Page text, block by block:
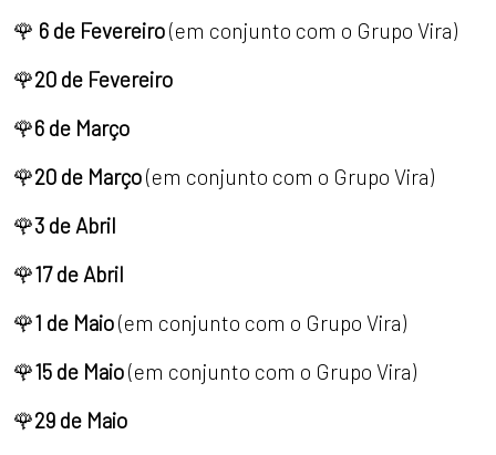
🌹 6 de Fevereiro(em conjunto com o Grupo Vira)
🌹20 de Fevereiro
🌹6 de Março
🌹20 de Março(em conjunto com o Grupo Vira)
🌹3 de Abril
🌹17 de Abril
🌹1 de Maio(em conjunto com o Grupo Vira)
🌹15 de Maio(em conjunto com o Grupo Vira)
🌹29 de Maio